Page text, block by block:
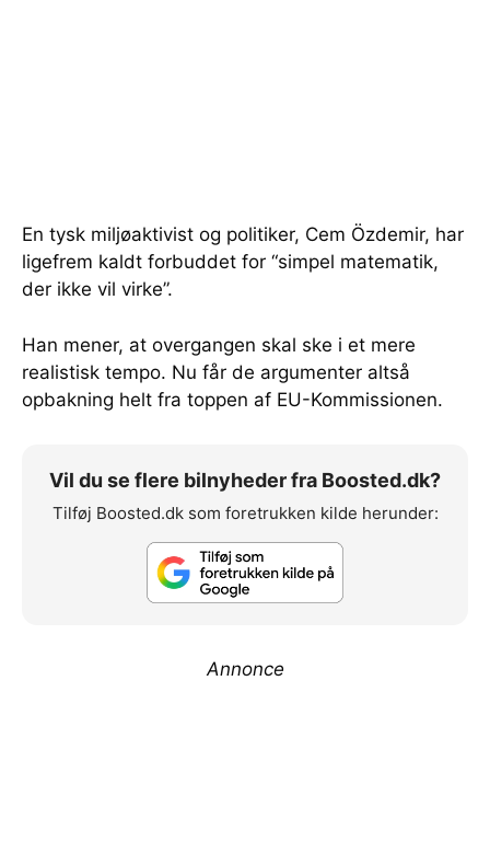
En tysk miljøaktivist og politiker, Cem Özdemir, har
ligefrem kaldt forbuddet for “simpel matematik,
der ikke vil virke”.
Han mener, at overgangen skal ske i et mere
realistisk tempo. Nu får de argumenter altså
opbakning helt fra toppen af EU-Kommissionen.
Vil du se flere bilnyheder fra Boosted.dk?
Tilføj Boosted.dk som foretrukken kilde herunder:
Annonce